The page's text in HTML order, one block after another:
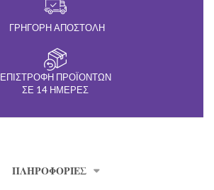
ΓΡΉΓΟΡΗ ΑΠΟΣΤΟΛΉ
ΕΠΙΣΤΡΟΦΉ ΠΡΟΪΌΝΤΩΝ
ΣΕ 14 ΗΜΈΡΕΣ
ΠΛΗΡΟΦΟΡΊΕΣ